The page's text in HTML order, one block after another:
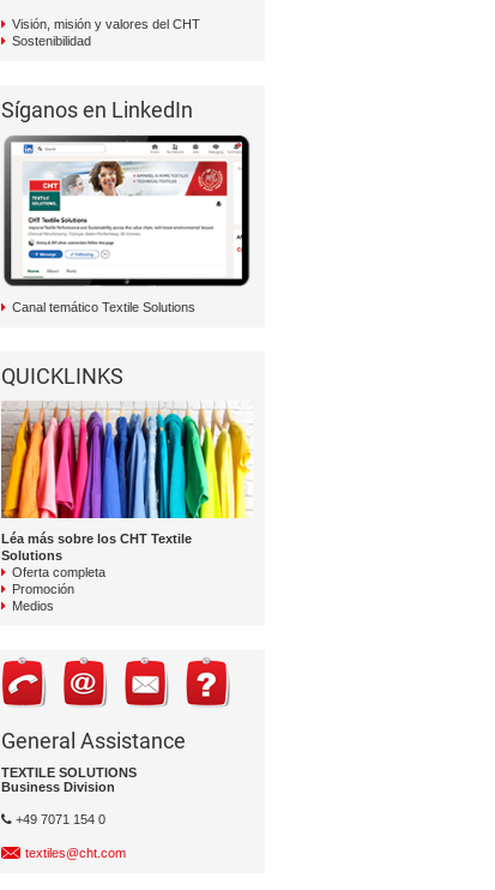
Visión, misión y valores del CHT
Sostenibilidad
Síganos en LinkedIn
Canal temático Textile Solutions
QUICKLINKS
Léa más sobre los CHT Textile
Solutions
Oferta completa
Promoción
Medios
General Assistance
TEXTILE SOLUTIONS
Business Division
+49 7071 154 0
textiles@cht.com